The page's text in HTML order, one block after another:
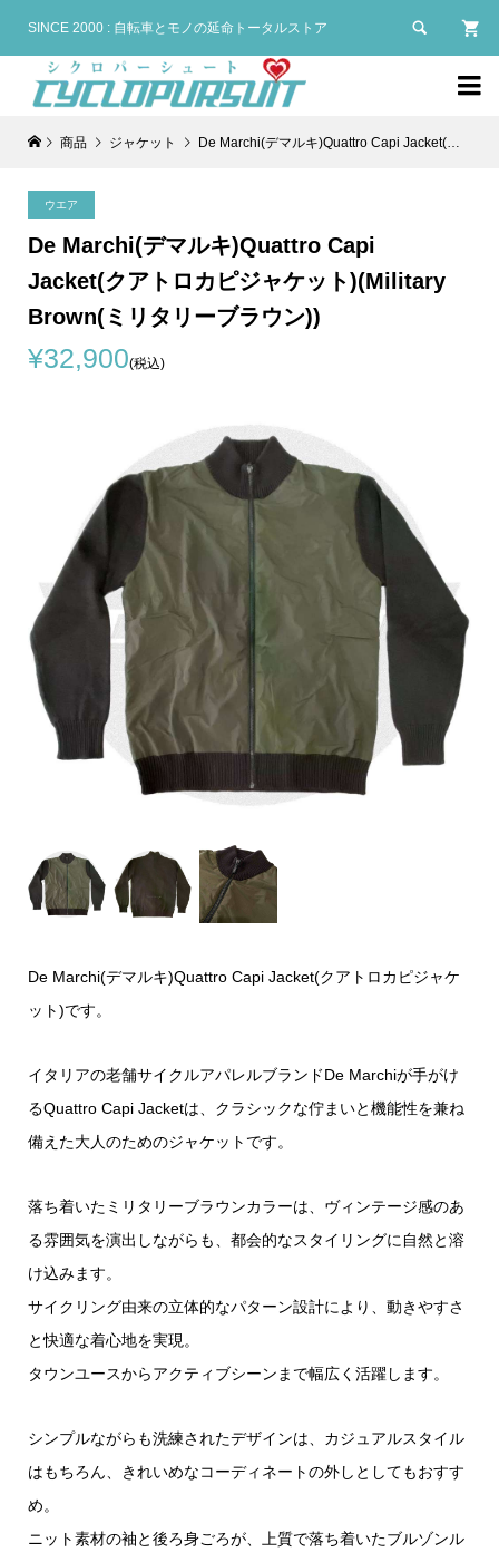
SINCE 2000 : 自転車とモノの延命トータルストア 

商品 ジャケット De Marchi(デマルキ)Quattro Capi Jacket(クアトロカピジャケット)(Military Brown(ミリタリーブラウン))
ウエア
De Marchi(デマルキ)Quattro Capi
Jacket(クアトロカピジャケット)(Military
Brown(ミリタリーブラウン))
¥32,900(税込)
De Marchi(デマルキ)Quattro Capi Jacket(クアトロカピジャケ
ット)です。
イタリアの老舗サイクルアパレルブランドDe Marchiが手がけ
るQuattro Capi Jacketは、クラシックな佇まいと機能性を兼ね
備えた大人のためのジャケットです。
落ち着いたミリタリーブラウンカラーは、ヴィンテージ感のあ
る雰囲気を演出しながらも、都会的なスタイリングに自然と溶
け込みます。
サイクリング由来の立体的なパターン設計により、動きやすさ
と快適な着心地を実現。
タウンユースからアクティブシーンまで幅広く活躍します。
シンプルながらも洗練されたデザインは、カジュアルスタイル
はもちろん、きれいめなコーディネートの外しとしてもおすす
め。
ニット素材の袖と後ろ身ごろが、上質で落ち着いたブルゾンル